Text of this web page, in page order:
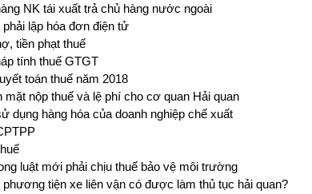
NK tái xuất trả chủ hàng nước ngoài
lập hóa đơn điện tử
tiền phạt thuế
tính thuế GTGT
toán thuế năm 2018
nộp thuế và lệ phí cho cơ quan Hải quan
dụng hàng hóa của doanh nghiệp chế xuất
luật mới phải chịu thuế bảo vệ môi trường
tiện xe liên vận có được làm thủ tục hải quan?